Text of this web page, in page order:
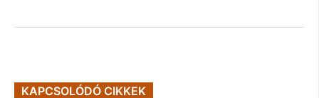
KAPCSOLÓDÓ CIKKEK